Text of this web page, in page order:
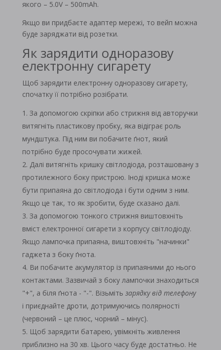
якого – 5.0V – 500mAh.
Якщо ви придбаєте адаптер мережі, то вейп можна
буде заряджати від розетки.
Як зарядити одноразову
електронну сигарету
Щоб зарядити електронну одноразову сигарету,
спочатку її потрібно розібрати.
За допомогою скріпки або стрижня від авторучки
витягніть пластикову пробку, яка відіграє роль
мундштука. Під ним ви побачите ґнот, який
потрібно буде просочувати жижей.
Далі витягніть кришку світлодіода, розташовану з
протилежного боку пристрою. Іноді кришка може
бути припаяна до світлодіода і бути одним з ним.
Якщо це так, то як зробити, буде сказано далі.
За допомогою тонкого стрижня виштовхніть
вміст електронної сигарети з корпусу світлодіоду.
Якщо лампочка припаяна, виштовхніть "начинки"
гаджета з боку ґнота.
Ви побачите акумулятор із припаяними до нього
контактами. Зазвичай з боку лампочки знаходиться
"+", а біля ґнота - "-". Візьміть зарядку від телефону
і приєднайте дроти, дотримуючись полярності
(червоний – це плюс, чорний – мінус).
Щоб зарядити батарею, увімкніть живлення
приблизно на 30 хв. Цього часу буде достатньо. Не